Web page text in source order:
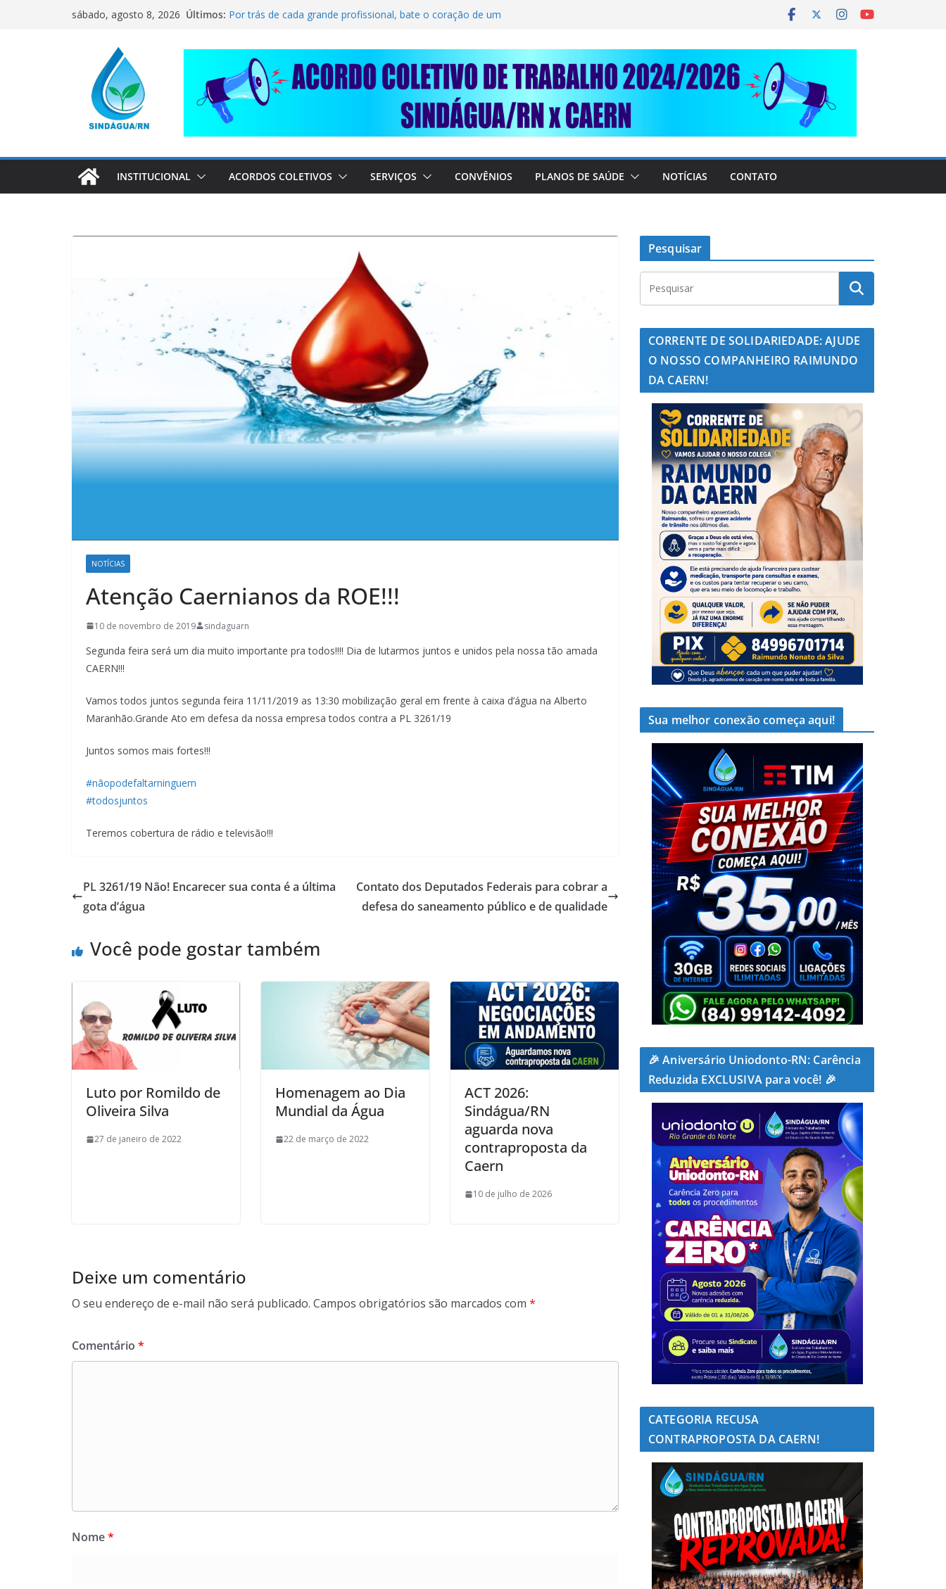
sábado, agosto 8, 2026 Últimos: CORRENTE DE SOLIDARIEDADE: AJUDE O NOSSO
pai dedicado
📢 ATENÇÃO, TRABALHADORES DO SINDÁGUA/RN! 📢
Sindágua/RN presente em importante debate com o Ministro
Luiz Marinho!
ELE AVISOU SOBRE A SABESP! 🚨
INSTITUCIONAL ACORDOS COLETIVOS SERVIÇOS CONVÊNIOS PLANOS DE SAÚDE NOTÍCIAS CONTATO
NOTÍCIAS
Atenção Caernianos da ROE!!!
10 de novembro de 2019 sindaguarn
Segunda feira será um dia muito importante pra todos!!!! Dia de lutarmos juntos e unidos pela nossa tão amada
CAERN!!!
Vamos todos juntos segunda feira 11/11/2019 as 13:30 mobilização geral em frente à caixa d’água na Alberto
Maranhão.Grande Ato em defesa da nossa empresa todos contra a PL 3261/19
Juntos somos mais fortes!!!
#nãopodefaltarninguem
#todosjuntos
Teremos cobertura de rádio e televisão!!!
PL 3261/19 Não! Encarecer sua conta é a última
gota d’água
Contato dos Deputados Federais para cobrar a
defesa do saneamento público e de qualidade
Você pode gostar também
Luto por Romildo de
Oliveira Silva
27 de janeiro de 2022
Homenagem ao Dia
Mundial da Água
22 de março de 2022
ACT 2026:
Sindágua/RN
aguarda nova
contraproposta da
Caern
10 de julho de 2026
Deixe um comentário
O seu endereço de e-mail não será publicado. Campos obrigatórios são marcados com *
Comentário *
Nome*
Pesquisar
CORRENTE DE SOLIDARIEDADE: AJUDE
O NOSSO COMPANHEIRO RAIMUNDO
DA CAERN!
Sua melhor conexão começa aqui!
🎉 Aniversário Uniodonto-RN: Carência
Reduzida EXCLUSIVA para você! 🎉
CATEGORIA RECUSA
CONTRAPROPOSTA DA CAERN!